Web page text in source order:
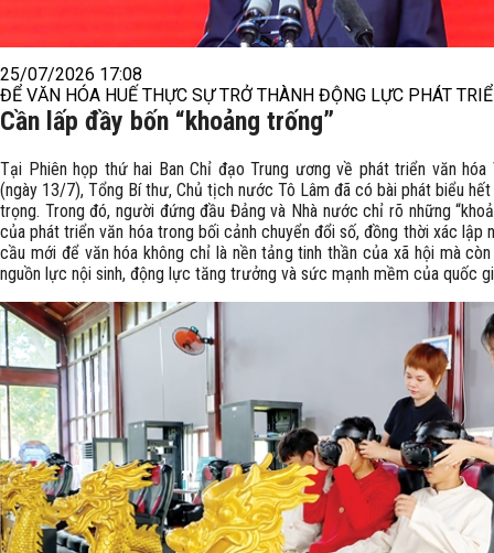
25/07/2026 17:08
ĐỂ VĂN HÓA HUẾ THỰC SỰ TRỞ THÀNH ĐỘNG LỰC PHÁT
Cần lấp đầy bốn “khoảng trống”
Tại Phiên họp thứ hai Ban Chỉ đạo Trung ương về phát triển văn hóa
(ngày 13/7), Tổng Bí thư, Chủ tịch nước Tô Lâm đã có bài phát biểu
trọng. Trong đó, người đứng đầu Đảng và Nhà nước chỉ rõ những
của phát triển văn hóa trong bối cảnh chuyển đổi số, đồng thời xác lập
cầu mới để văn hóa không chỉ là nền tảng tinh thần của xã hội mà
nguồn lực nội sinh, động lực tăng trưởng và sức mạnh mềm của quốc